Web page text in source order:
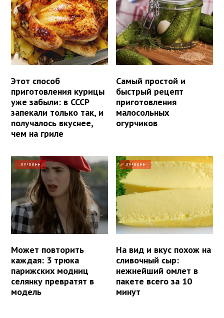
Этот способ
приготовления курицы
уже забыли: в СССР
запекали только так, и
получалось вкуснее,
чем на гриле
Самый простой и
быстрый рецепт
приготовления
малосольных
огурчиков
ЛУЧШЕЕ
Может повторить
каждая: 3 трюка
парижских модниц
селянку превратят в
модель
ЛУЧШЕЕ
На вид и вкус похож на
сливочный сыр:
нежнейший омлет в
пакете всего за 10
минут